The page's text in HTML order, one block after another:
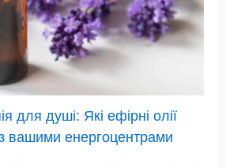
для душі: Які ефірні олії
вашими енергоцентрами